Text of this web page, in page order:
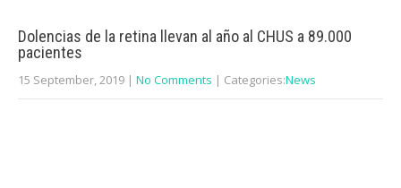
Dolencias de la retina llevan al año al CHUS a 89.000
pacientes
15 September, 2019 | No Comments | Categories:News